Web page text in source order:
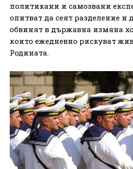
политикани и самозвани
опитват да сеят разделение и
обвинят в държавна измяна
които ежедневно рискуват
Родината.